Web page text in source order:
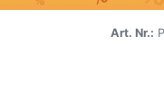
Art. Nr.: